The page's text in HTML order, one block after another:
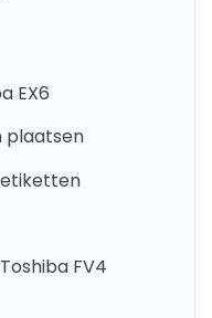
EX6
plaatsen
FV4